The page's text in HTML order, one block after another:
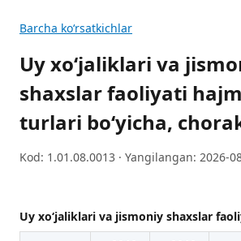
Barcha koʻrsatkichlar
Uy xo‘jaliklari va
shaxslar faoliyati
turlari bo‘yicha,
Kod: 1.01.08.0013 · Yangilangan: 2026-
Uy xo‘jaliklari va jismoniy shaxslar